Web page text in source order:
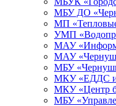
МБУ ДО
МП
УМП
МАУ
МАУ
МБУ
МКУ «ЕДДС
МКУ «Центр
МБУ